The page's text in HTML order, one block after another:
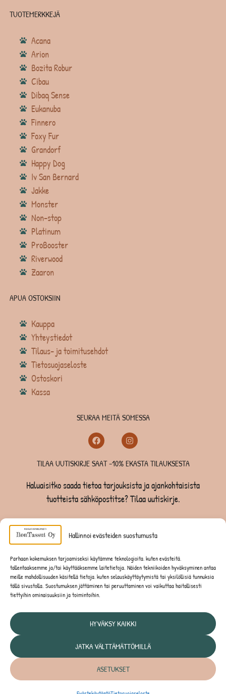
Hallinnoi evästeiden suostumusta
Parhaan kokemuksen tarjoamiseksi käytämme teknologioita, kuten evästeitä,
tallentaaksemme ja/tai käyttääksemme laitetietoja. Näiden tekniikoiden hyväksyminen antaa
meille mahdollisuuden käsitellä tietoja, kuten selauskäyttäytymistä tai yksilöllisiä tunnuksia
tällä sivustolla. Suostumuksen jättäminen tai peruuttaminen voi vaikuttaa haitallisesti
tiettyihin ominaisuuksiin ja toimintoihin.
HYVÄKSY KAIKKI
JATKA VÄLTTÄMÄTTÖMILLÄ
ASETUKSET
TUOTEMERKKEJÄ
Acana
Arion
Bozita Robur
Cibau
Dibaq Sense
Eukanuba
Finnero
Foxy Fur
Grandorf
Happy Dog
Iv San Bernard
Jakke
Monster
Non-stop
Platinum
ProBooster
Riverwood
Zaaron
APUA OSTOKSIIN
Kauppa
Yhteystiedot
Tilaus- ja toimitusehdot
Tietosuojaseloste
Ostoskori
Kassa
SEURAA MEITÄ SOMESSA
TILAA UUTISKIRJE SAAT -10% EKASTA TILAUKSESTA
Haluaisitko saada tietoa tarjouksista ja ajankohtaisista
tuotteista sähköpostitse? Tilaa uutiskirje.
TILAA UUTISKIRJE -SAAT -10% EKASTA TILAUKSESTA
KISSOILLE